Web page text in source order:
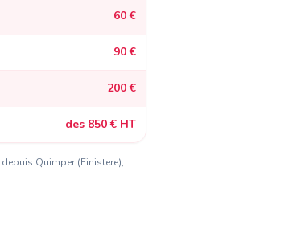
60 €
90 €
200 €
des 850 € HT
depuis Quimper (Finistere),